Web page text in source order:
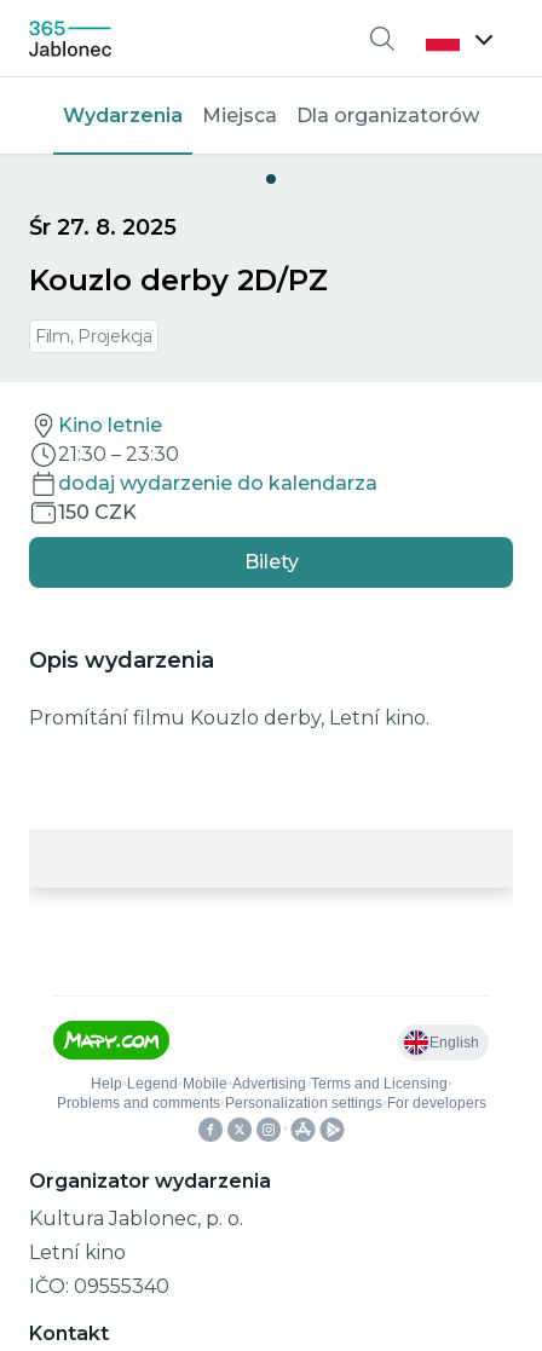
Wyszukiwanie
Wydarzenia Miejsca Dla organizatorów
Śr 27. 8. 2025
Kouzlo derby 2D/PZ
Film, Projekcja
Kino letnie
21:30 – 23:30
dodaj wydarzenie do kalendarza
150 CZK
Bilety
Opis wydarzenia
Promítání filmu Kouzlo derby, Letní kino.
Organizator wydarzenia
Kultura Jablonec, p. o.
Letní kino
IČO: 09555340
Kontakt